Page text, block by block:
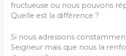
fructueuse ou nous pouvons
Quelle est la différence ?
Si nous adressons
Seigneur mais que nous la